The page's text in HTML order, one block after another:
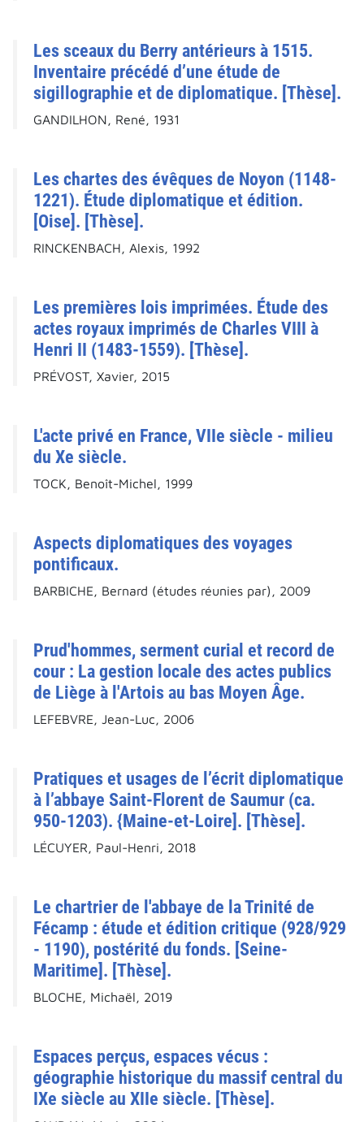
Les sceaux du Berry antérieurs à 1515.
Inventaire précédé d’une étude de
sigillographie et de diplomatique. [Thèse].
GANDILHON, René, 1931
Les chartes des évêques de Noyon (1148-
1221). Étude diplomatique et édition.
[Oise]. [Thèse].
RINCKENBACH, Alexis, 1992
Les premières lois imprimées. Étude des
actes royaux imprimés de Charles VIII à
Henri II (1483-1559). [Thèse].
PRÉVOST, Xavier, 2015
L'acte privé en France, VIIe siècle - milieu
du Xe siècle.
TOCK, Benoît-Michel, 1999
Aspects diplomatiques des voyages
pontificaux.
BARBICHE, Bernard (études réunies par), 2009
Prud'hommes, serment curial et record de
cour : La gestion locale des actes publics
de Liège à l'Artois au bas Moyen Âge.
LEFEBVRE, Jean-Luc, 2006
Pratiques et usages de l’écrit diplomatique
à l’abbaye Saint-Florent de Saumur (ca.
950-1203). {Maine-et-Loire]. [Thèse].
LÉCUYER, Paul-Henri, 2018
Le chartrier de l'abbaye de la Trinité de
Fécamp : étude et édition critique (928/929
- 1190), postérité du fonds. [Seine-
Maritime]. [Thèse].
BLOCHE, Michaël, 2019
Espaces perçus, espaces vécus :
géographie historique du massif central du
IXe siècle au XIIe siècle. [Thèse].